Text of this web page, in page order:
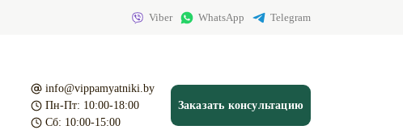
Viber WhatsApp Telegram
info@vippamyatniki.by
Пн-Пт: 10:00-18:00
Сб: 10:00-15:00
Заказать консультацию